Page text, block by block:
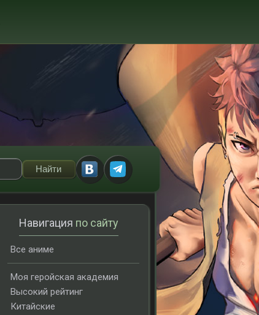
Навигация по сайту
Все аниме
Моя геройская академия
Высокий рейтинг
Китайские